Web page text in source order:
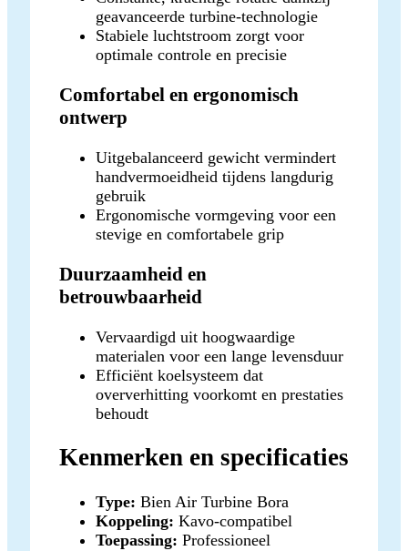
geavanceerde turbine-technologie
Stabiele luchtstroom zorgt voor
optimale controle en precisie
Comfortabel en ergonomisch
ontwerp
Uitgebalanceerd gewicht vermindert
handvermoeidheid tijdens langdurig
gebruik
Ergonomische vormgeving voor een
stevige en comfortabele grip
Duurzaamheid en
betrouwbaarheid
Vervaardigd uit hoogwaardige
materialen voor een lange levensduur
Efficiënt koelsysteem dat
oververhitting voorkomt en prestaties
behoudt
Kenmerken en specificaties
Type: Bien Air Turbine Bora
Koppeling: Kavo-compatibel
Toepassing: Professioneel